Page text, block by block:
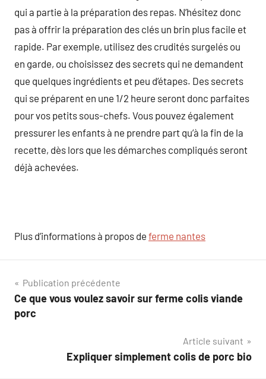
qui a partie à la préparation des repas. N’hésitez donc
pas à offrir la préparation des clés un brin plus facile et
rapide. Par exemple, utilisez des crudités surgelés ou
en garde, ou choisissez des secrets qui ne demandent
que quelques ingrédients et peu d’étapes. Des secrets
qui se préparent en une 1/2 heure seront donc parfaites
pour vos petits sous-chefs. Vous pouvez également
pressurer les enfants à ne prendre part qu’à la fin de la
recette, dès lors que les démarches compliqués seront
déjà achevées.
Plus d’informations à propos de ferme nantes
Navigation
de
Publication précédente
Ce que vous voulez savoir sur ferme colis viande
porc
Article suivant
Expliquer simplement colis de porc bio